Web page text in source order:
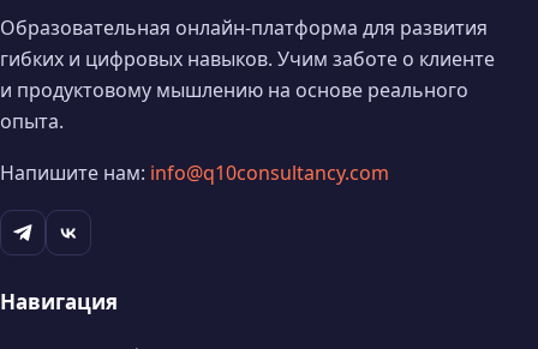
Образовательная онлайн-платформа для развития
гибких и цифровых навыков. Учим заботе о клиенте
и продуктовому мышлению на основе реального
опыта.
Напишите нам: info@q10consultancy.com
Навигация